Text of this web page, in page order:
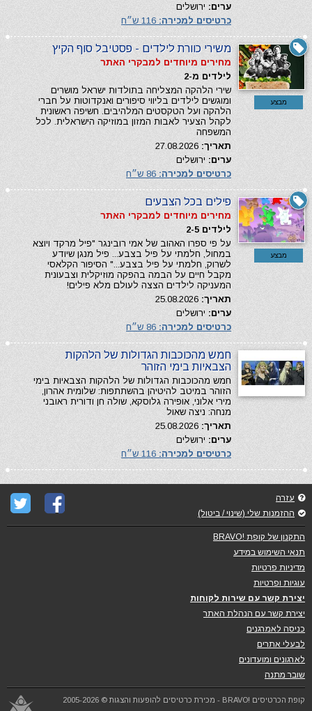
ערים: ירושלים
כרטיסים למכירה:
מבצע
משירי כוורת לילדים - פסטיבל סוף הקיץ
מחירים מיוחדים למבקרי האתר
לילדים מ-2
שירי הלהקה המצליחה בתולדות ישראל מושרים
ומוגשים לילדים בליווי סיפורים ואנקדוטות על חברי
הלהקה ועל הטקסטים המלהיבים. חשיפה ראשונית
לקהל הצעיר לאבות המזון במוזיקה הישראלית. לכל
המשפחה
תאריך:
ערים: ירושלים
כרטיסים למכירה:
מבצע
פילים בכל הצבעים
מחירים מיוחדים למבקרי האתר
לילדים 2-5
על פי ספרו האהוב של אמי רובינגר "פיל מרקד ויוצא
במחול, חלמתי על פיל בצבע... פיל מנגן שיודע
לשרוק, חלמתי על פיל בצבע..." הסיפור הקלאסי
מקבל חיים על הבמה בהפקה מוזיקלית וצבעונית
המעניקה לילדים הצצה לעולם מלא פילים!
תאריך:
ערים: ירושלים
כרטיסים למכירה:
חמש מהכוכבות הגדולות של הלהקות
הצבאיות בימי הזוהר
חמש מהכוכבות הגדולות של הלהקות הצבאיות בימי
הזוהר במיטב להיטיהן בהשתתפות: שלומית אהרון,
מירי אלוני, אופירה גלוסקא, שולה חן ודורית ראובני
מנחה: ניצה שאול
תאריך:
ערים: ירושלים
כרטיסים למכירה:
עזרה
ההזמנות שלי (שינוי / ביטול)
התקנון של קופת !BRAVO
תנאי השימוש במידע
מדיניות פרטיות
עוגיות ופרטיות
יצירת קשר עם שירות לקוחות
יצירת קשר עם הנהלת האתר
כניסה לאמרגנים
לבעלי אתרים
לארגונים ומועדונים
שובר מתנה
קופת הכרטיסים !BRAVO - מכירת כרטיסים להופעות והצגות © 2005-2026